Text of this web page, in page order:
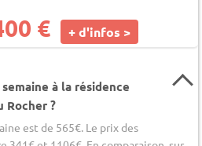
€ + d'infos >
à la résidence
Rocher ?
est de 565€. Le prix des